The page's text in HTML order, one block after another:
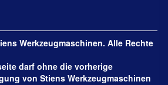
Werkzeugmaschinen. Alle Rechte
darf ohne die vorherige
von Stiens Werkzeugmaschinen